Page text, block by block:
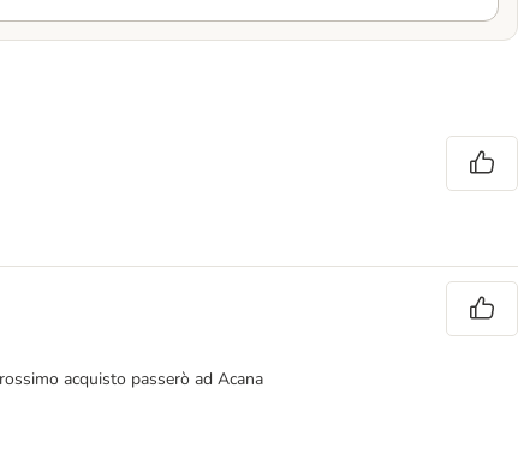
acquisto passerò ad Acana